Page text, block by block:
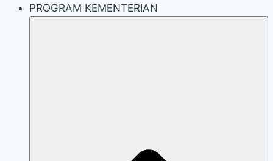
PROGRAM KEMENTERIAN